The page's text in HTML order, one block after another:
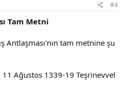
#4
Tam Metni
Antlaşması'nın tam metnine şu
Ağustos 1339-19 Teşrinevvel